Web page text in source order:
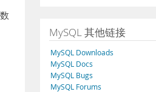
MySQL 其他链接
MySQL Downloads
MySQL Docs
MySQL Bugs
MySQL Forums